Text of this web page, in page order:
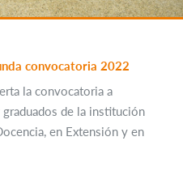
convocatoria 2022
la convocatoria a
de la institución
en Extensión y en